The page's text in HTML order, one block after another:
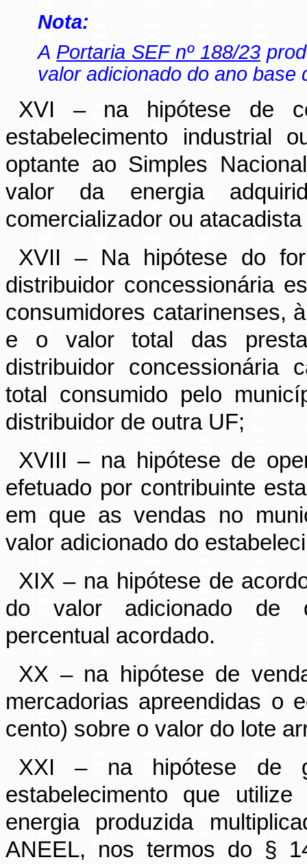
Nota:
A Portaria SEF nº 188/23
valor adicionado do ano base
XVI – na hipótese de
estabelecimento industrial
optante ao Simples
valor da energia
comercializador ou
XVII – Na hipótese do
distribuidor concessionária
consumidores catarinenses,
e o valor total das
distribuidor concessionária
total consumido pelo
distribuidor de outra UF;
XVIII – na hipótese de
efetuado por contribuinte
em que as vendas no
valor adicionado do
XIX – na hipótese de
do valor adicionado de
percentual acordado.
XX – na hipótese de
mercadorias apreendidas o
cento) sobre o valor do lote
XXI – na hipótese de
estabelecimento que
energia produzida
ANEEL, nos termos do §